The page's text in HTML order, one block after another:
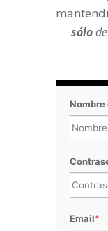
sólode
Nombre
Email*